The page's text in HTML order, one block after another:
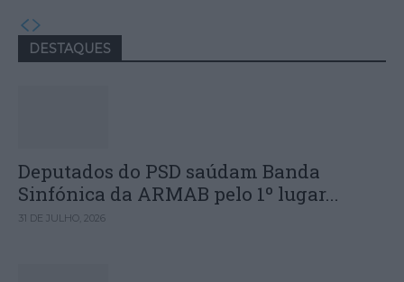
DESTAQUES
Deputados do PSD saúdam Banda
Sinfónica da ARMAB pelo 1º lugar...
31 DE JULHO, 2026